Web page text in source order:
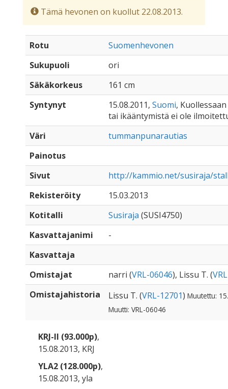
Tämä hevonen on kuollut 22.08.2013.
Rotu
Suomenhevonen
Sukupuoli
ori
Säkäkorkeus
161 cm
Syntynyt
15.08.2011, Suomi,
tai ikääntymistä ei ole
Väri
tummanpunarautias
Painotus
Sivut
http://kammio.net/susiraja/
Rekisteröity
15.03.2013
Kotitalli
Susiraja (SUSI4750)
Kasvattajanimi
-
Kasvattaja
Omistajat
narri (VRL-06046), Lissu T. (
Omistajahistoria
Lissu T. (VRL-12701) Muutettu:
Muutti: VRL-06046
KRJ-II (93.000p),
15.08.2013, KRJ
YLA2 (128.000p),
15.08.2013, yla